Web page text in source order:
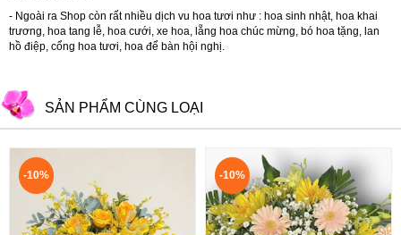
- Ngoài ra Shop còn rất nhiều dịch vu hoa tươi như : hoa sinh nhật, hoa khai
trương, hoa tang lễ, hoa cưới, xe hoa, lẵng hoa chúc mừng, bó hoa tặng, lan
hồ điệp, cổng hoa tươi, hoa để bàn hội nghị.
SẢN PHẨM CÙNG LOẠI
-10% -10%